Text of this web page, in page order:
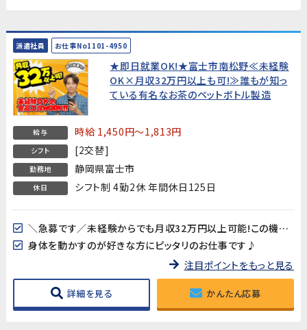
派遣社員 お仕事No1101-4950
★即日就業OK!★富士市南松野≪未経験
OK×月収32万円以上も可!≫誰もが知っ
ている有名なお茶のペットボトル製造
給与 時給 1,450円～1,813円
シフト [2交替]
勤務地 静岡県富士市
休日 シフト制 4勤2休 年間休日125日
＼急募です／未経験からでも月収32万円以上可能!この機会をお見逃しなく!
身体を動かすのが好きな方にピッタリのお仕事です♪
注目ポイントをもっと見る
詳細を見る かんたん応募